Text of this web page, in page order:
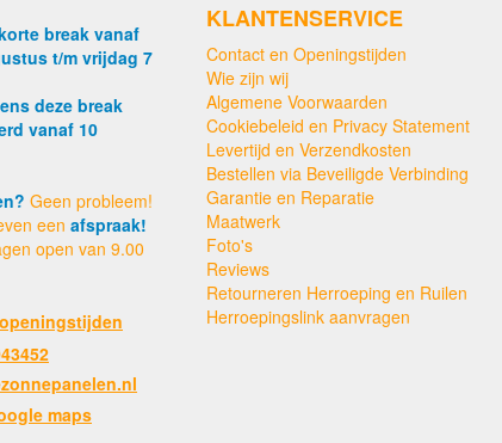
break vanaf
t/m vrijdag 7
deze break
vanaf 10
Geen probleem!
een afspraak!
open van 9.00
maps
KLANTENSERVICE
Contact en Openingstijden
Wie zijn wij
Algemene Voorwaarden
Cookiebeleid en Privacy Statement
Levertijd en Verzendkosten
Bestellen via Beveiligde Verbinding
Garantie en Reparatie
Maatwerk
Foto's
Reviews
Retourneren Herroeping en Ruilen
Herroepingslink aanvragen